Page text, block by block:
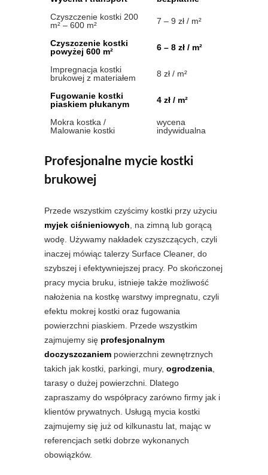
Czyszczenie kostki 200
m² – 600 m²
7 – 9 zł / m²
Czyszczenie kostki
powyżej 600 m²
6 – 8 zł / m²
Impregnacja kostki
brukowej z materiałem
8 zł / m²
Fugowanie kostki
piaskiem płukanym
4 zł / m²
Mokra kostka /
Malowanie kostki
wycena
indywidualna
Profesjonalne mycie kostki
brukowej
Przede wszystkim czyścimy kostki przy użyciu
myjek ciśnieniowych, na zimną lub gorącą
wodę. Używamy nakładek czyszczących, czyli
inaczej mówiąc talerzy Surface Cleaner, do
szybszej i efektywniejszej pracy. Po skończonej
pracy mycia bruku, istnieje także możliwość
nałożenia na kostkę warstwy impregnatu, czyli
efektu mokrej kostki oraz fugowania
powierzchni piaskiem. Przede wszystkim
zajmujemy się profesjonalnym
doczyszczaniem powierzchni zewnętrznych
takich jak kostki, parkingi, mury, ogrodzenia,
tarasy o dużej powierzchni. Dlatego
zapraszamy do współpracy zarówno firmy jak i
klientów prywatnych. Usługą mycia kostki
zajmujemy się już od kilkunastu lat, mając w
referencjach setki dobrze wykonanych
obowiązków.